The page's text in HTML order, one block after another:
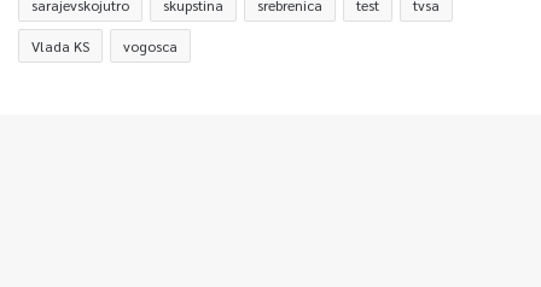
sarajevskojutro skupstina srebrenica test tvsa
Vlada KS vogosca